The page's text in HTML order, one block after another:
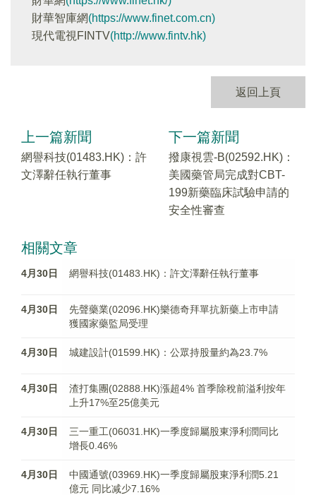
財華智庫網(https://www.finet.com.cn)
現代電視FINTV(http://www.fintv.hk)
返回上頁
上一篇新聞
網譽科技(01483.HK)：許
文澤辭任執行董事
下一篇新聞
撥康視雲-B(02592.HK)：
美國藥管局完成對CBT-
199新藥臨床試驗申請的
安全性審查
相關文章
4月30日 網譽科技(01483.HK)：許文澤辭任執行董事
4月30日
先聲藥業(02096.HK)樂德奇拜單抗新藥上市申請
獲國家藥監局受理
4月30日 城建設計(01599.HK)：公眾持股量約為23.7%
4月30日
渣打集團(02888.HK)漲超4% 首季除稅前溢利按年
上升17%至25億美元
4月30日
三一重工(06031.HK)一季度歸屬股東淨利潤同比
增長0.46%
4月30日
中國通號(03969.HK)一季度歸屬股東淨利潤5.21
億元 同比减少7.16%